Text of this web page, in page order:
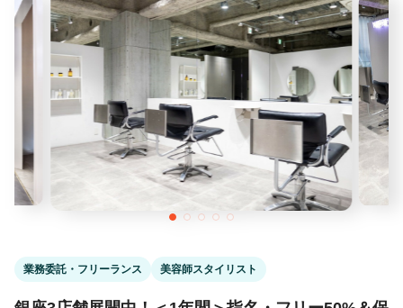
業務委託・フリーランス 美容師スタイリスト